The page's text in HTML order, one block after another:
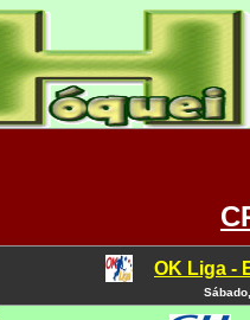
OK Liga -